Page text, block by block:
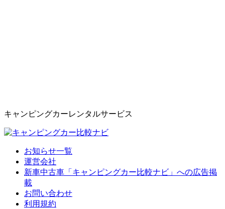
キャンピングカーレンタルサービス
お知らせ一覧
運営会社
新車中古車「キャンピングカー比較ナビ」への広告掲
載
お問い合わせ
利用規約